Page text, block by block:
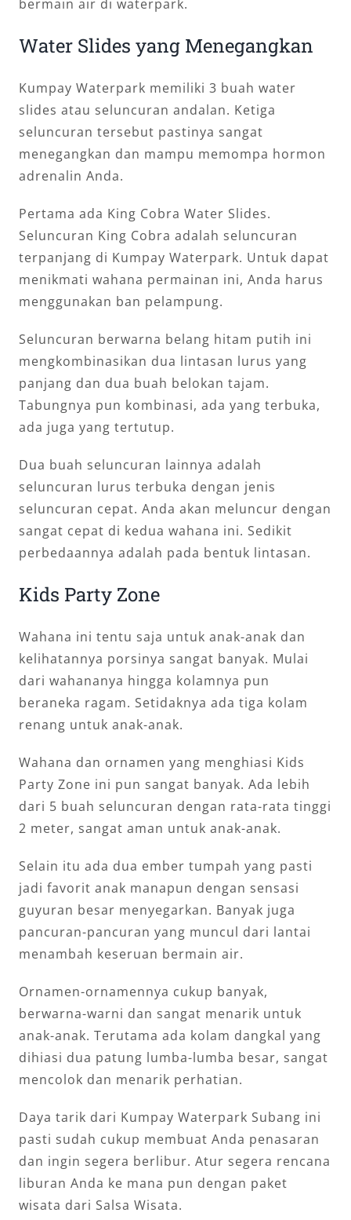
bermain air di waterpark.
Water Slides yang Menegangkan
Kumpay Waterpark memiliki 3 buah water
slides atau seluncuran andalan. Ketiga
seluncuran tersebut pastinya sangat
menegangkan dan mampu memompa hormon
adrenalin Anda.
Pertama ada King Cobra Water Slides.
Seluncuran King Cobra adalah seluncuran
terpanjang di Kumpay Waterpark. Untuk dapat
menikmati wahana permainan ini, Anda harus
menggunakan ban pelampung.
Seluncuran berwarna belang hitam putih ini
mengkombinasikan dua lintasan lurus yang
panjang dan dua buah belokan tajam.
Tabungnya pun kombinasi, ada yang terbuka,
ada juga yang tertutup.
Dua buah seluncuran lainnya adalah
seluncuran lurus terbuka dengan jenis
seluncuran cepat. Anda akan meluncur dengan
sangat cepat di kedua wahana ini. Sedikit
perbedaannya adalah pada bentuk lintasan.
Kids Party Zone
Wahana ini tentu saja untuk anak-anak dan
kelihatannya porsinya sangat banyak. Mulai
dari wahananya hingga kolamnya pun
beraneka ragam. Setidaknya ada tiga kolam
renang untuk anak-anak.
Wahana dan ornamen yang menghiasi Kids
Party Zone ini pun sangat banyak. Ada lebih
dari 5 buah seluncuran dengan rata-rata tinggi
2 meter, sangat aman untuk anak-anak.
Selain itu ada dua ember tumpah yang pasti
jadi favorit anak manapun dengan sensasi
guyuran besar menyegarkan. Banyak juga
pancuran-pancuran yang muncul dari lantai
menambah keseruan bermain air.
Ornamen-ornamennya cukup banyak,
berwarna-warni dan sangat menarik untuk
anak-anak. Terutama ada kolam dangkal yang
dihiasi dua patung lumba-lumba besar, sangat
mencolok dan menarik perhatian.
Daya tarik dari Kumpay Waterpark Subang ini
pasti sudah cukup membuat Anda penasaran
dan ingin segera berlibur. Atur segera rencana
liburan Anda ke mana pun dengan paket
wisata dari Salsa Wisata.